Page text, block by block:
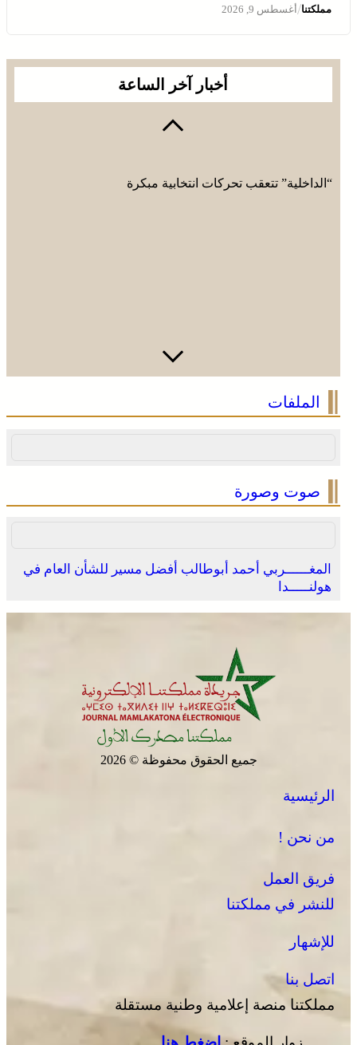
مملكتنا/أغسطس 9, 2026
أخبار آخر الساعة
“الداخلية” تتعقب تحركات انتخابية مبكرة
الملفات
صوت وصورة
المغــــــربي أحمد أبوطالب أفضل مسير للشأن العام في
هولنـــــدا
جميع الحقوق محفوظة © 2026
الرئيسية
من نحن !
فريق العمل
للنشر في مملكتنا
للإشهار
اتصل بنا
مملكتنا منصة إعلامية وطنية مستقلة